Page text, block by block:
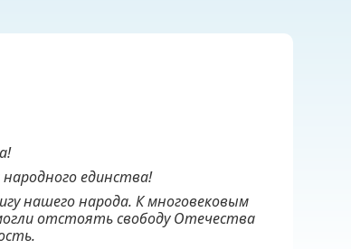
единства!
нашего народа. К многовековым
отстоять свободу Отечества